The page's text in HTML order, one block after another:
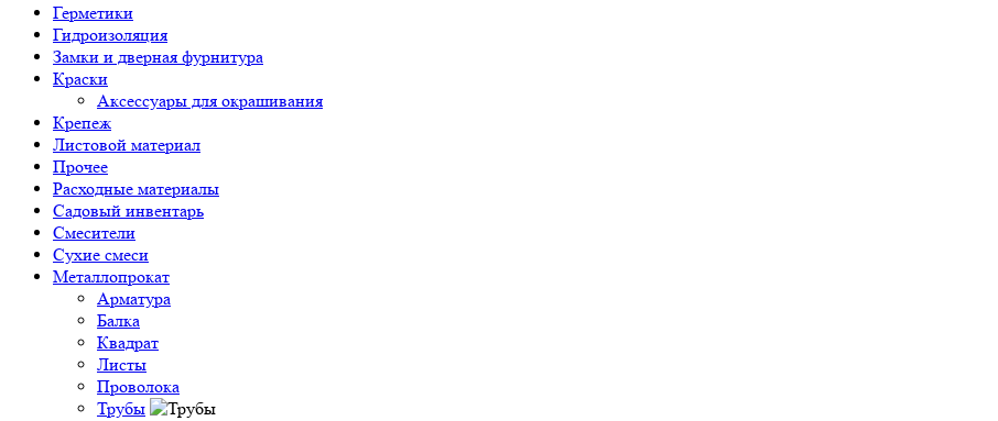
Герметики
Гидроизоляция
Замки и дверная фурнитура
Краски
Аксессуары для окрашивания
Крепеж
Листовой материал
Прочее
Расходные материалы
Садовый инвентарь
Смесители
Сухие смеси
Металлопрокат
Арматура
Балка
Квадрат
Листы
Проволока
Трубы